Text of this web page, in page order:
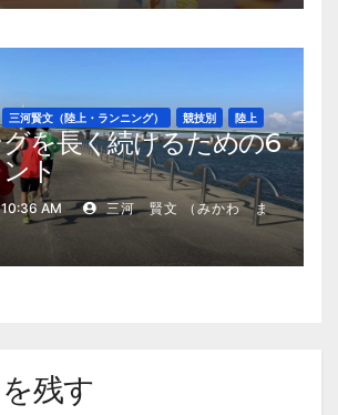
三河賢文（陸上・ランニング） 競技別 陸上
を長く続けるための6
ト
AM
三河 賢文 （みかわ ま
残す